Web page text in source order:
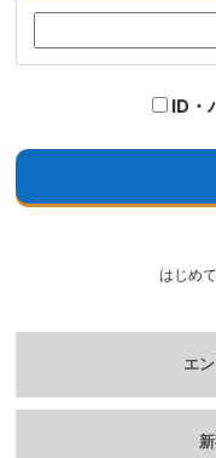
ID・
はじめ
エ